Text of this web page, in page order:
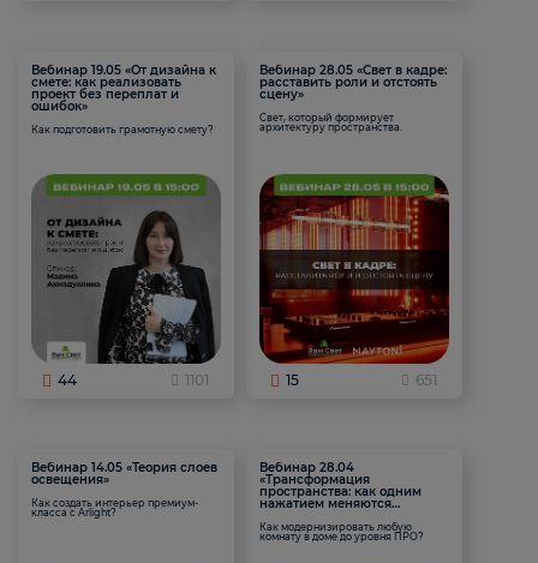
Вебинар 19.05 «От дизайна к
смете: как реализовать
проект без переплат и
ошибок»
Как подготовить грамотную смету?
44 1101
Вебинар 28.05 «Свет в кадре:
расставить роли и отстоять
сцену»
Свет, который формирует
архитектуру пространства.
15 651
Вебинар 14.05 «Теория слоев
освещения»
Как создать интерьер премиум-
класса с Arlight?
Вебинар 28.04
«Трансформация
пространства: как одним
нажатием меняются
Как модернизировать любую
комнату в доме до уровня ПРО?